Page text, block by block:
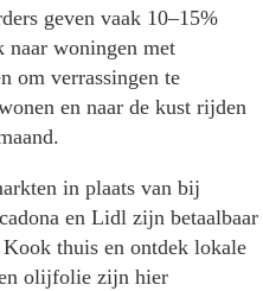
geven vaak 10–15%
woningen met
om verrassingen te
en naar de kust rijden
in plaats van bij
en Lidl zijn betaalbaar
thuis en ontdek lokale
olijfolie zijn hier